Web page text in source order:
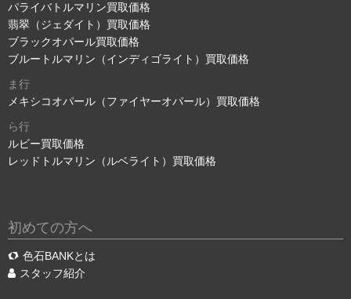
パライバトルマリン買取価格
翡翠（ジェダイト）買取価格
ブラックオパール買取価格
ブルートルマリン（インディゴライト）買取価格
ま行
メキシコオパール（ファイヤーオパール）買取価格
ら行
ルビー買取価格
レッドトルマリン（ルベライト）買取価格
初めての方へ
色石BANKとは
スタッフ紹介